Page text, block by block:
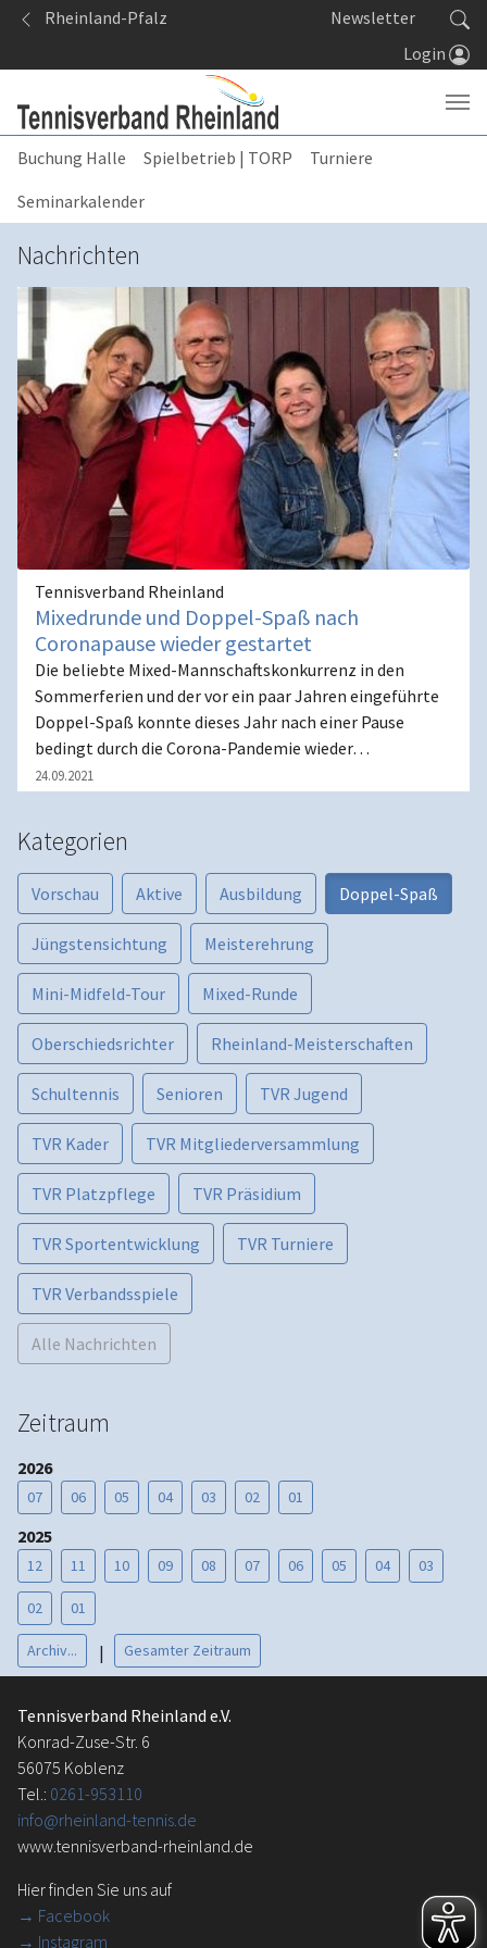
Springe zum Seiteninhalt
Rheinland-Pfalz
Newsletter
Login
Buchung Halle Spielbetrieb | TORP
Turniere
Seminarkalender
Nachrichten
Tennisverband Rheinland
Mixedrunde und Doppel-Spaß nach
Coronapause wieder gestartet
Die beliebte Mixed-Mannschaftskonkurrenz in den
Sommerferien und der vor ein paar Jahren eingeführte
Doppel-Spaß konnte dieses Jahr nach einer Pause
bedingt durch die Corona-Pandemie wieder…
24.09.2021
Kategorien
Vorschau Aktive Ausbildung Doppel-Spaß
Jüngstensichtung Meisterehrung
Mini-Midfeld-Tour Mixed-Runde
Oberschiedsrichter Rheinland-Meisterschaften
Schultennis Senioren TVR Jugend
TVR Kader TVR Mitgliederversammlung
TVR Platzpflege TVR Präsidium
TVR Sportentwicklung TVR Turniere
TVR Verbandsspiele
Alle Nachrichten
Zeitraum
2026
07 06 05 04 03 02 01
2025
12 11 10 09 08 07 06 05 04 03
02 01
Archiv... | Gesamter Zeitraum
Tennisverband Rheinland e.V.
Konrad-Zuse-Str. 6
56075 Koblenz
Tel.: 0261-953110
info@rheinland-tennis.de
www.tennisverband-rheinland.de
Hier finden Sie uns auf
→ Facebook
→ Instagram